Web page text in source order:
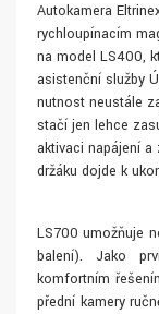
Autokamera
rychloupínacím
na model LS400,
asistenční služby
nutnost neustále
stačí jen lehce
aktivaci napájení
držáku dojde k
LS700 umožňuje
balení). Jako
komfortním
přední kamery